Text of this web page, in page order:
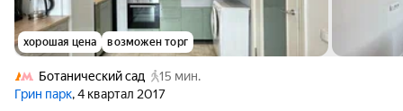
хорошая цена возможен торг
Ботанический сад
15 мин.
Грин парк, 4 квартал 2017